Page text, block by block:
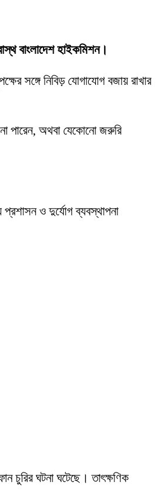
বাংলাদেশ হাইকমিশন।
সঙ্গে নিবিড় যোগাযোগ বজায় রাখার
পারেন, অথবা যেকোনো জরুরি
ও দুর্যোগ ব্যবস্থাপনা
চুরির ঘটনা ঘটেছে। তাৎক্ষণিক